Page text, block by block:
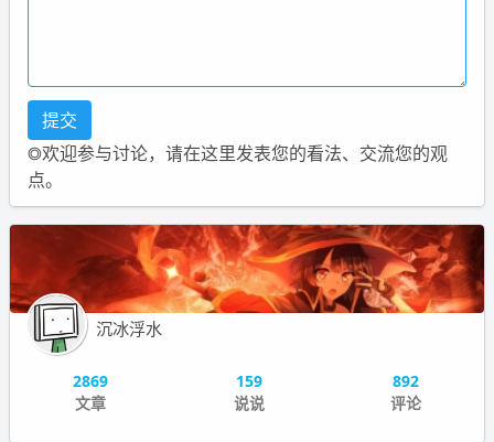
◎欢迎参与讨论，请在这里发表您的看法、交流您的观
点。
沉冰浮水
2869
文章
159
说说
892
评论